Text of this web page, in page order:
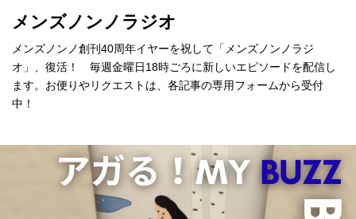
メンズノンノラジオ
メンズノンノ創刊40周年イヤーを祝して「メンズノンノラジ
オ」、復活！ 毎週金曜日18時ごろに新しいエピソードを配信し
ます。お便りやリクエストは、各記事の専用フォームから受付
中！